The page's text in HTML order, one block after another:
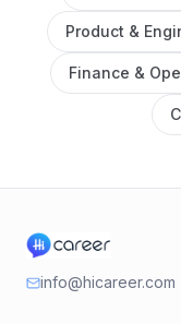
Product &
Finance &
info@hicareer.com